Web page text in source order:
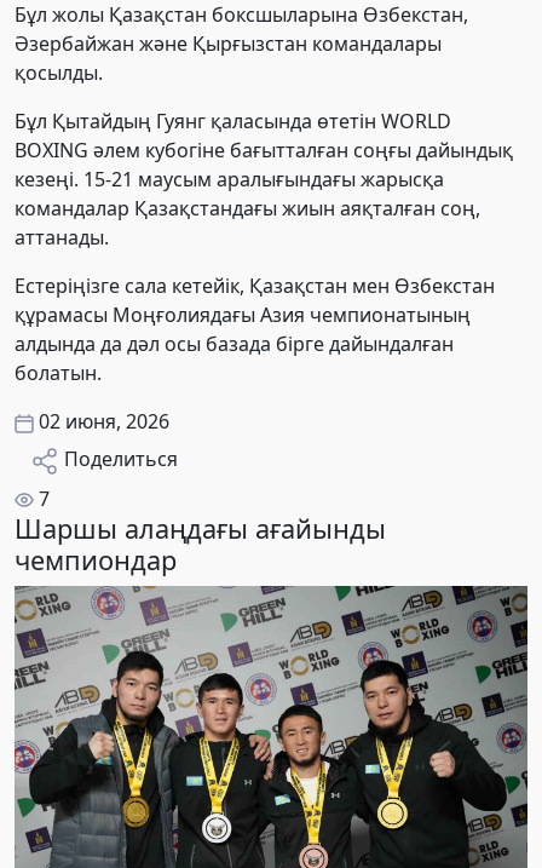
Бұл жолы Қазақстан боксшыларына Өзбекстан,
Әзербайжан және Қырғызстан командалары
қосылды.
Бұл Қытайдың Гуянг қаласында өтетін WORLD
BOXING әлем кубогінe бағытталған соңғы дайындық
кезеңі. 15-21 маусым аралығындағы жарысқа
командалар Қазақстандағы жиын аяқталған соң,
аттанады.
Естеріңізге сала кетейік, Қазақстан мен Өзбекстан
құрамасы Моңғолиядағы Азия чемпионатының
алдында да дәл осы базада бірге дайындалған
болатын.
02 июня, 2026
Поделиться
7
Шаршы алаңдағы ағайынды
чемпиондар